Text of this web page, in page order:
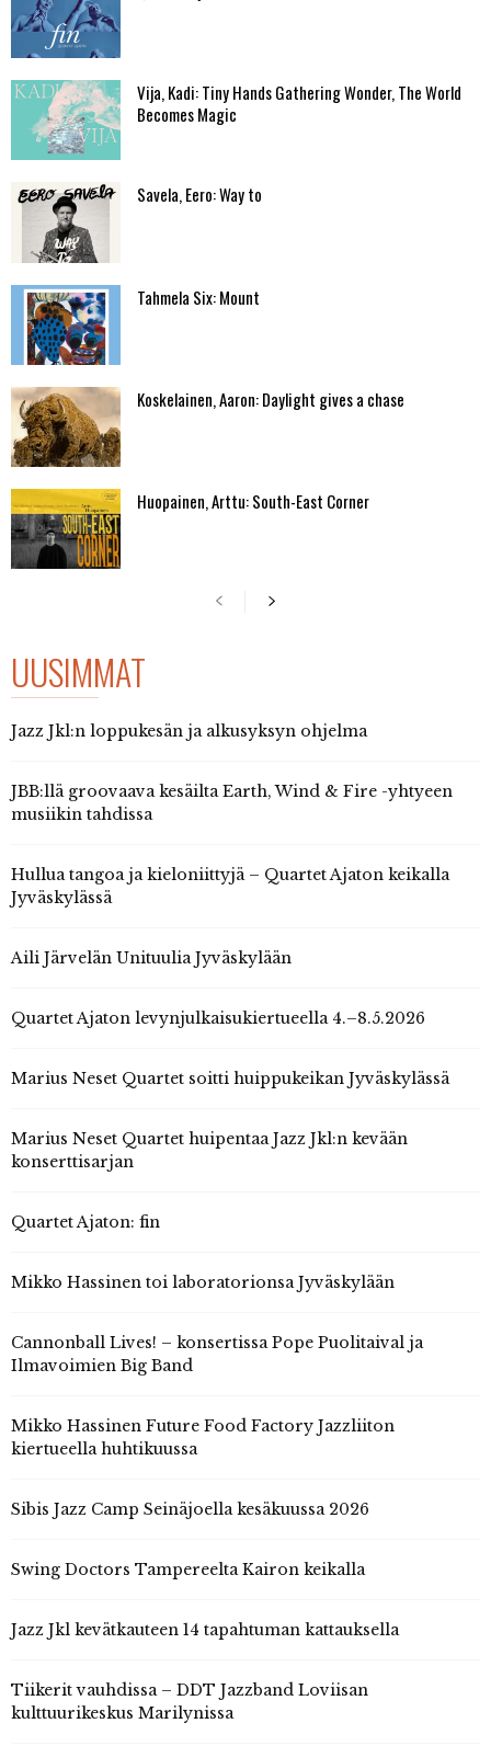
Vija, Kadi: Tiny Hands Gathering Wonder, The World
Becomes Magic
Savela, Eero: Way to
Tahmela Six: Mount
Koskelainen, Aaron: Daylight gives a chase
Huopainen, Arttu: South-East Corner
UUSIMMAT
Jazz Jkl:n loppukesän ja alkusyksyn ohjelma
JBB:llä groovaava kesäilta Earth, Wind & Fire -yhtyeen
musiikin tahdissa
Hullua tangoa ja kieloniittyjä – Quartet Ajaton keikalla
Jyväskylässä
Aili Järvelän Unituulia Jyväskylään
Quartet Ajaton levynjulkaisukiertueella 4.–8.5.2026
Marius Neset Quartet soitti huippukeikan Jyväskylässä
Marius Neset Quartet huipentaa Jazz Jkl:n kevään
konserttisarjan
Quartet Ajaton: fin
Mikko Hassinen toi laboratorionsa Jyväskylään
Cannonball Lives! – konsertissa Pope Puolitaival ja
Ilmavoimien Big Band
Mikko Hassinen Future Food Factory Jazzliiton
kiertueella huhtikuussa
Sibis Jazz Camp Seinäjoella kesäkuussa 2026
Swing Doctors Tampereelta Kairon keikalla
Jazz Jkl kevätkauteen 14 tapahtuman kattauksella
Tiikerit vauhdissa – DDT Jazzband Loviisan
kulttuurikeskus Marilynissa